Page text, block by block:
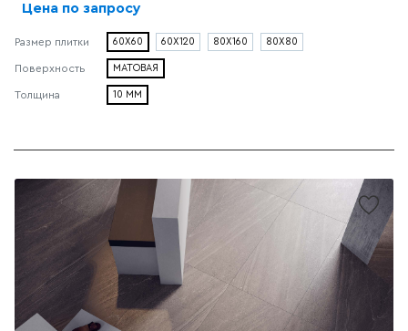
Цена по запросу
Размер плитки 60X60 60X120 80X160 80X80
Поверхность МАТОВАЯ
Толщина 10 ММ